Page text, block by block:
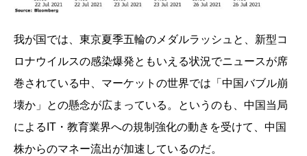
我が国では、東京夏季五輪のメダルラッシュと、新型コ
ロナウイルスの感染爆発ともいえる状況でニュースが席
巻されている中、マーケットの世界では「中国バブル崩
壊か」との懸念が広まっている。というのも、中国当局
によるIT・教育業界への規制強化の動きを受けて、中国
株からのマネー流出が加速しているのだ。